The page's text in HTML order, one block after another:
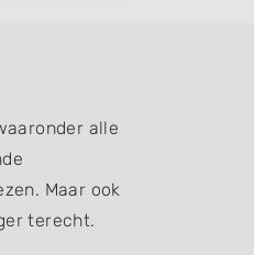
alle
Maar ook
terecht.